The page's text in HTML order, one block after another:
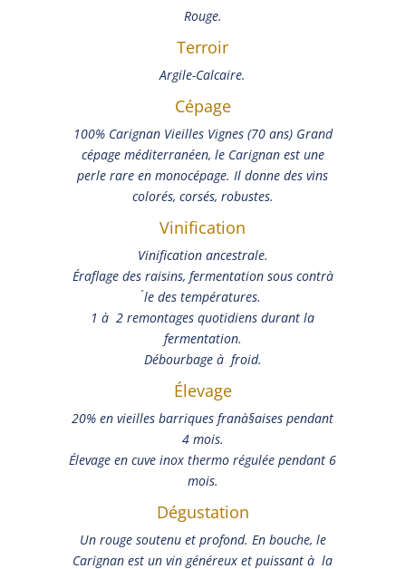
Rouge.
Terroir
Argile-Calcaire.
Cépage
100% Carignan Vieilles Vignes (70 ans) Grand
cépage méditerranéen, le Carignan est une
perle rare en monocépage. Il donne des vins
colorés, corsés, robustes.
Vinification
Vinification ancestrale.
Éraflage des raisins, fermentation sous contrà
´le des températures.
1 à 2 remontages quotidiens durant la
fermentation.
Débourbage à froid.
Élevage
20% en vieilles barriques franà§aises pendant
4 mois.
Élevage en cuve inox thermo régulée pendant 6
mois.
Dégustation
Un rouge soutenu et profond. En bouche, le
Carignan est un vin généreux et puissant à la